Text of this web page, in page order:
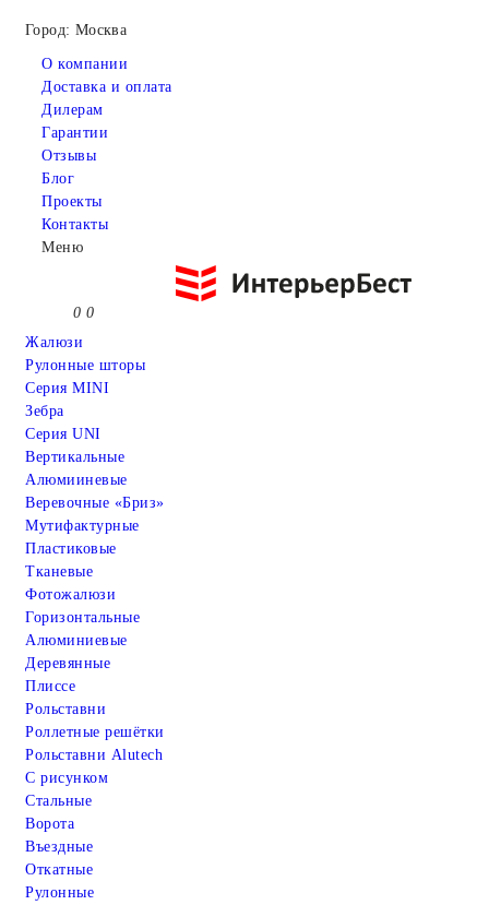
Город: Москва
О компании
Доставка и оплата
Дилерам
Гарантии
Отзывы
Блог
Проекты
Контакты
Меню
0 0
Жалюзи
Рулонные шторы
Серия MINI
Зебра
Серия UNI
Вертикальные
Алюмииневые
Веревочные «Бриз»
Мутифактурные
Пластиковые
Тканевые
Фотожалюзи
Горизонтальные
Алюминиевые
Деревянные
Плиссе
Рольставни
Роллетные решётки
Рольставни Alutech
С рисунком
Стальные
Ворота
Въездные
Откатные
Рулонные